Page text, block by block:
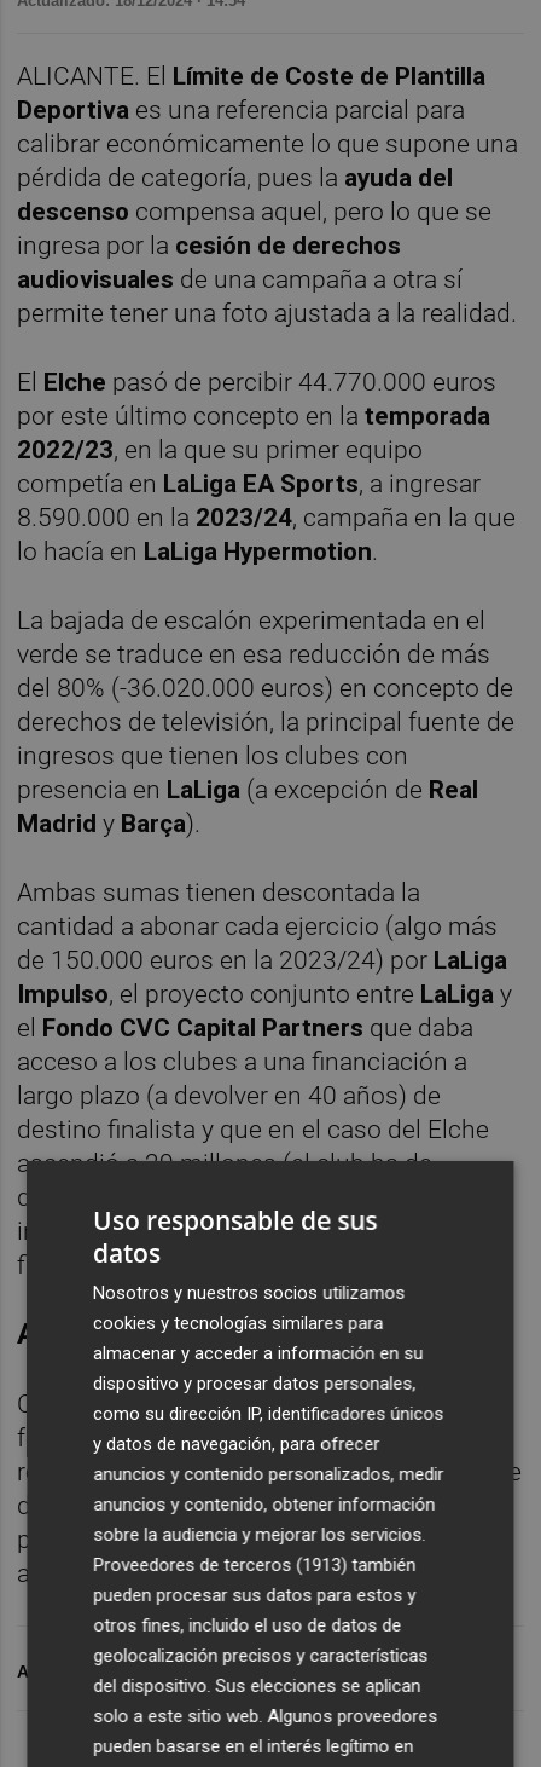
ALICANTE. El Límite de Coste de Plantilla
Deportiva es una referencia parcial para
calibrar económicamente lo que supone una
pérdida de categoría, pues la ayuda del
descenso compensa aquel, pero lo que se
ingresa por la cesión de derechos
audiovisuales de una campaña a otra sí
permite tener una foto ajustada a la realidad.
El Elche pasó de percibir 44.770.000 euros
por este último concepto en latemporada
2022/23, en la que su primer equipo
competía en LaLiga EA Sports, a ingresar
8.590.000 en la 2023/24, campaña en la que
lo hacía en LaLiga Hypermotion.
La bajada de escalón experimentada en el
verde se traduce en esa reducción de más
del 80% (-36.020.000 euros) en concepto de
derechos de televisión, la principal fuente de
ingresos que tienen los clubes con
presencia en LaLiga (a excepción de Real
Madrid y Barça).
Ambas sumas tienen descontada la
cantidad a abonar cada ejercicio (algo más
de 150.000 euros en la 2023/24) por LaLiga
Impulso, el proyecto conjunto entre LaLiga y
el Fondo CVC Capital Partners que daba
acceso a los clubes a una financiación a
largo plazo (a devolver en 40 años) de
destino finalista y que en el caso del Elche
ascendió a 29 millones (el club ha de
destinar el 70% de esa suma a la mejora de
infraestructuras, un 15% a amortizar deuda
financiera y otro 15% a fichajes).
Ayuda del descenso
Como decíamos al principio, el aterrizaje
forzoso del Elche que refleja la citada
reducción drástica de ingresos por cesión de
derechos audiovisuales se vio compensada
por la ayuda del descenso, que en su caso
ascendió a 11.850.000 euros.
ARCHIVADO EN ELCHE CF
Uso responsable de sus
datos
Nosotros y nuestros socios utilizamos
cookies y tecnologías similares para
almacenar y acceder a información en su
dispositivo y procesar datos personales,
como su dirección IP, identificadores únicos
y datos de navegación, para ofrecer
anuncios y contenido personalizados, medir
anuncios y contenido, obtener información
sobre la audiencia y mejorar los servicios.
Proveedores de terceros (1913) también
pueden procesar sus datos para estos y
otros fines, incluido el uso de datos de
geolocalización precisos y características
del dispositivo. Sus elecciones se aplican
solo a este sitio web. Algunos proveedores
pueden basarse en el interés legítimo en